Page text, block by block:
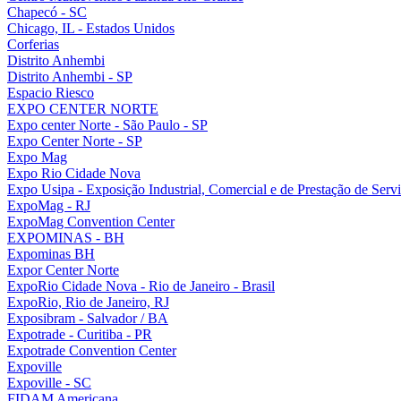
Chapecó - SC
Chicago, IL - Estados Unidos
Corferias
Distrito Anhembi
Distrito Anhembi - SP
Espacio Riesco
EXPO CENTER NORTE
Expo center Norte - São Paulo - SP
Expo Center Norte - SP
Expo Mag
Expo Rio Cidade Nova
Expo Usipa - Exposição Industrial, Comercial e de Prestação de
ExpoMag - RJ
ExpoMag Convention Center
EXPOMINAS - BH
Expominas BH
Expor Center Norte
ExpoRio Cidade Nova - Rio de Janeiro - Brasil
ExpoRio, Rio de Janeiro, RJ
Exposibram - Salvador / BA
Expotrade - Curitiba - PR
Expotrade Convention Center
Expoville
Expoville - SC